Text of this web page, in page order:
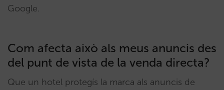
Google.
Com afecta això als meus anuncis des
del punt de vista de la venda directa?
Que un hotel protegís la marca als anuncis de